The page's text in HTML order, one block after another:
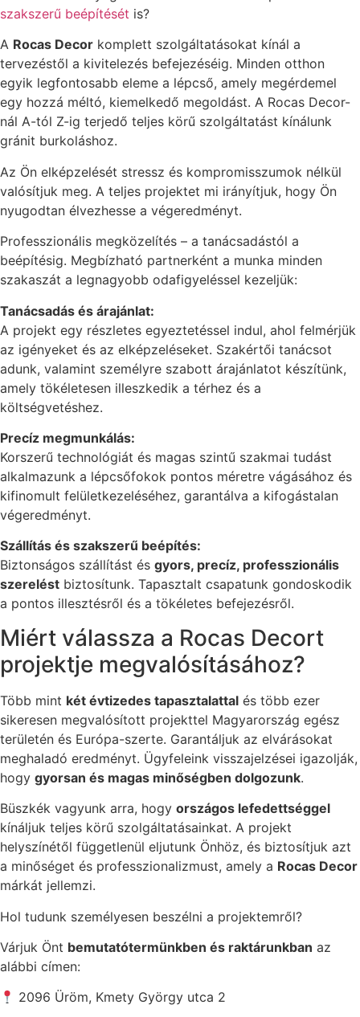
szakszerű beépítését is?
A Rocas Decor komplett szolgáltatásokat kínál a
tervezéstől a kivitelezés befejezéséig. Minden otthon
egyik legfontosabb eleme a lépcső, amely megérdemel
egy hozzá méltó, kiemelkedő megoldást. A Rocas Decor-
nál A-tól Z-ig terjedő teljes körű szolgáltatást kínálunk
gránit burkoláshoz.
Az Ön elképzelését stressz és kompromisszumok nélkül
valósítjuk meg. A teljes projektet mi irányítjuk, hogy Ön
nyugodtan élvezhesse a végeredményt.
Professzionális megközelítés – a tanácsadástól a
beépítésig. Megbízható partnerként a munka minden
szakaszát a legnagyobb odafigyeléssel kezeljük:
Tanácsadás és árajánlat:
A projekt egy részletes egyeztetéssel indul, ahol felmérjük
az igényeket és az elképzeléseket. Szakértői tanácsot
adunk, valamint személyre szabott árajánlatot készítünk,
amely tökéletesen illeszkedik a térhez és a
költségvetéshez.
Precíz megmunkálás:
Korszerű technológiát és magas szintű szakmai tudást
alkalmazunk a lépcsőfokok pontos méretre vágásához és
kifinomult felületkezeléséhez, garantálva a kifogástalan
végeredményt.
Szállítás és szakszerű beépítés:
Biztonságos szállítást és gyors, precíz, professzionális
szerelést biztosítunk. Tapasztalt csapatunk gondoskodik
a pontos illesztésről és a tökéletes befejezésről.
Miért válassza a Rocas Decort
projektje megvalósításához?
Több mint két évtizedes tapasztalattal és több ezer
sikeresen megvalósított projekttel Magyarország egész
területén és Európa-szerte. Garantáljuk az elvárásokat
meghaladó eredményt. Ügyfeleink visszajelzései igazolják,
hogy gyorsan és magas minőségben dolgozunk.
Büszkék vagyunk arra, hogy országos lefedettséggel
kínáljuk teljes körű szolgáltatásainkat. A projekt
helyszínétől függetlenül eljutunk Önhöz, és biztosítjuk azt
a minőséget és professzionalizmust, amely a Rocas Decor
márkát jellemzi.
Hol tudunk személyesen beszélni a projektemről?
Várjuk Önt bemutatótermünkben és raktárunkban az
alábbi címen:
2096 Üröm, Kmety György utca 2